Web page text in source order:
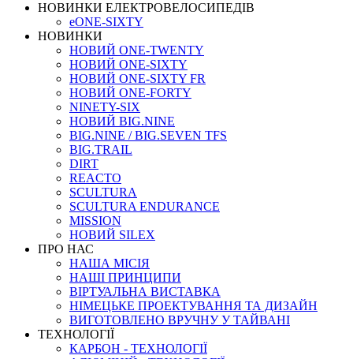
НОВИНКИ ЕЛЕКТРОВЕЛОСИПЕДІВ
eONE-SIXTY
НОВИНКИ
НОВИЙ ONE-TWENTY
НОВИЙ ONE-SIXTY
НОВИЙ ONE-SIXTY FR
НОВИЙ ONE-FORTY
NINETY-SIX
НОВИЙ BIG.NINE
BIG.NINE / BIG.SEVEN TFS
BIG.TRAIL
DIRT
REACTO
SCULTURA
SCULTURA ENDURANCE
MISSION
НОВИЙ SILEX
ПРО НАС
НАША МICIЯ
НАШI ПРИНЦИПИ
ВIРТУАЛЬНА ВИСТАВКА
НІМЕЦЬКЕ ПРОЕКТУВАННЯ ТА ДИЗАЙН
ВИГОТОВЛЕНО ВРУЧНУ У ТАЙВАНІ
ТЕХНОЛОГІЇ
КАРБОН - ТЕХНОЛОГІЇ